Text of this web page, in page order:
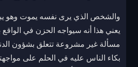
والشخص الذي يرى نفسه يموت وهو
يعني هذا أنه سيواجه الحزن في
مسألة غير مشروعة تتعلق بشؤون
بكاء الناس عليه في الحلم على